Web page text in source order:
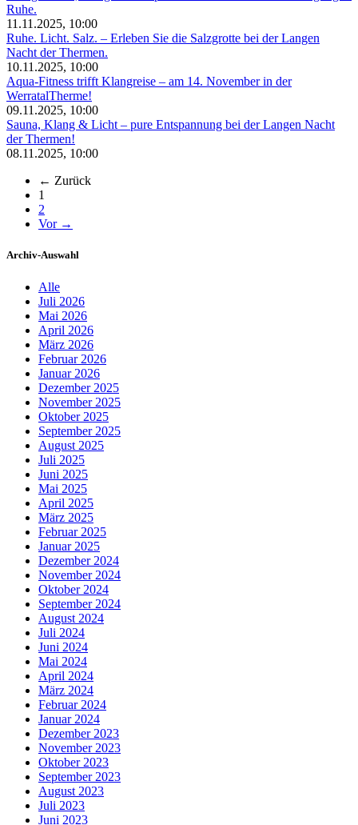
Ruhe.
11.11.2025, 10:00
Ruhe. Licht. Salz. – Erleben Sie die Salzgrotte bei der Langen
Nacht der Thermen.
10.11.2025, 10:00
Aqua-Fitness trifft Klangreise – am 14. November in der
WerratalTherme!
09.11.2025, 10:00
Sauna, Klang & Licht – pure Entspannung bei der Langen Nacht
der Thermen!
08.11.2025, 10:00
← Zurück
1
2
Vor →
Archiv-Auswahl
Alle
Juli 2026
Mai 2026
April 2026
März 2026
Februar 2026
Januar 2026
Dezember 2025
November 2025
Oktober 2025
September 2025
August 2025
Juli 2025
Juni 2025
Mai 2025
April 2025
März 2025
Februar 2025
Januar 2025
Dezember 2024
November 2024
Oktober 2024
September 2024
August 2024
Juli 2024
Juni 2024
Mai 2024
April 2024
März 2024
Februar 2024
Januar 2024
Dezember 2023
November 2023
Oktober 2023
September 2023
August 2023
Juli 2023
Juni 2023